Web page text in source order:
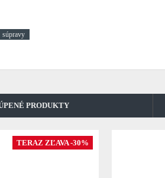
súpravy
PRODUKTY
TERAZ ZĽAVA -30%